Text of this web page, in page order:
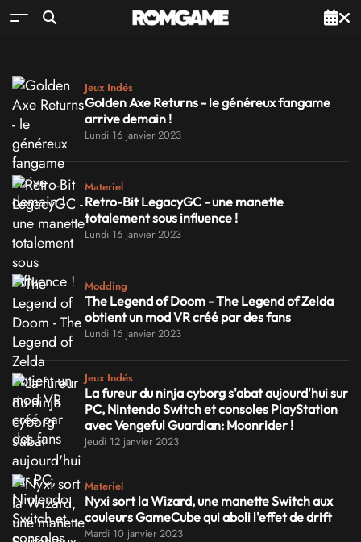
Jeux Indés
Golden Axe Returns - le généreux fangame
arrive demain !
Lundi 16 janvier 2023
Materiel
Retro-Bit LegacyGC - une manette
totalement sous influence !
Lundi 16 janvier 2023
Modding
The Legend of Doom - The Legend of Zelda
obtient un mod VR créé par des fans
Lundi 16 janvier 2023
Jeux Indés
La fureur du ninja cyborg s'abat aujourd'hui sur
PC, Nintendo Switch et consoles PlayStation
avec Vengeful Guardian: Moonrider !
Jeudi 12 janvier 2023
Materiel
Nyxi sort la Wizard, une manette Switch aux
couleurs GameCube qui aboli l'effet de drift
Mardi 10 janvier 2023